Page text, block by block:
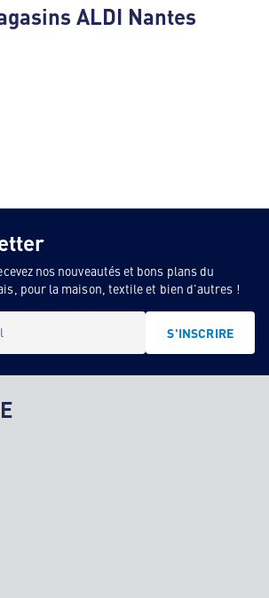
ALDI Nantes
nos nouveautés et bons plans du
pour la maison, textile et bien d'autres !
S'INSCRIRE